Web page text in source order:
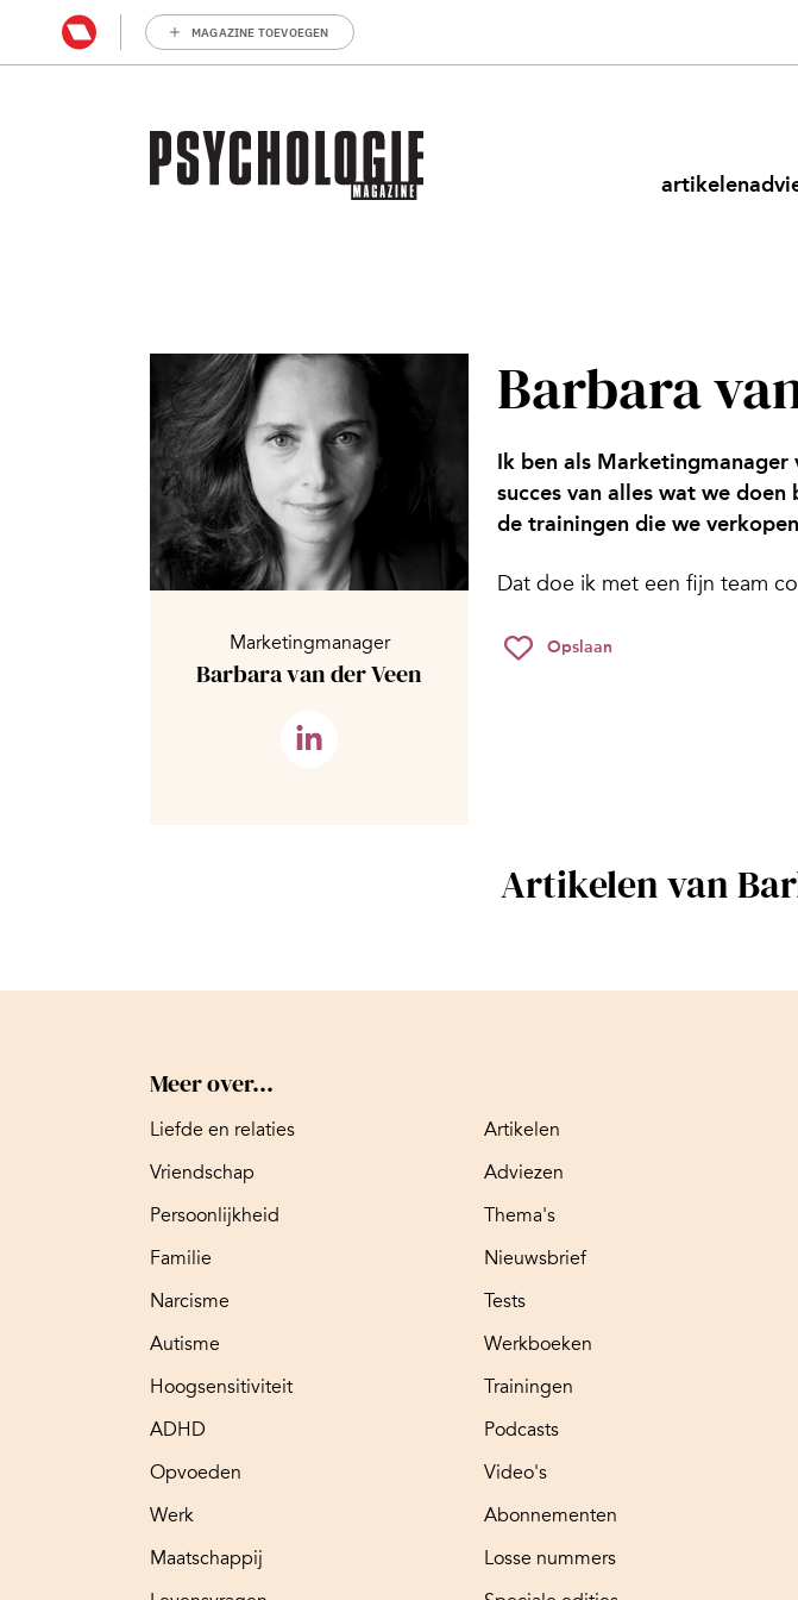
MAGAZINE TOEVOEGEN
artikelen
Marketingmanager
Barbara van der Veen
Barbara
Ik ben als
succes van alles wat we
de trainingen die we
Dat doe ik met een fijn team
Opslaan
Artikelen van
Meer over...
Liefde en relaties
Vriendschap
Persoonlijkheid
Familie
Narcisme
Autisme
Hoogsensitiviteit
ADHD
Opvoeden
Werk
Maatschappij
Artikelen
Adviezen
Thema's
Nieuwsbrief
Tests
Werkboeken
Trainingen
Podcasts
Video's
Abonnementen
Losse nummers